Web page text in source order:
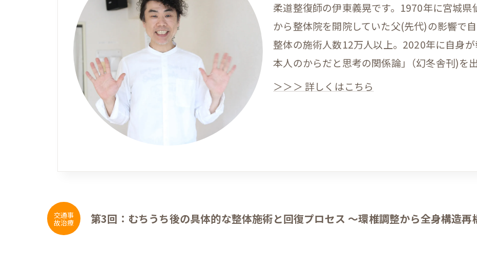
脊柱管狭窄症
柔道整復師の伊東義晃です。1970年に宮城
から整体院を開院していた父(先代)の影響で
整体の施術人数12万人以上。2020年に自身
本人のからだと思考の関係論｣（幻冬舎刊)を出
＞＞＞ 詳しくはこちら
第3回：むちうち後の具体的な整体施術と回復プロセス ～環椎調整から全身構造再
交通事
故治療